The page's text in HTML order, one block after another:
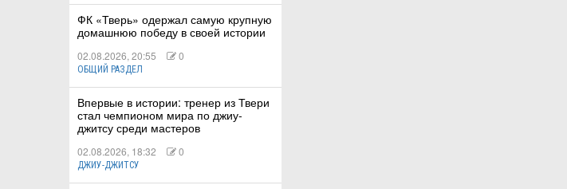
ФК «Тверь» одержал самую крупную
домашнюю победу в своей истории
02.08.2026, 20:55 0
ОБЩИЙ РАЗДЕЛ
Впервые в истории: тренер из Твери
стал чемпионом мира по джиу-
джитсу среди мастеров
02.08.2026, 18:32 0
ДЖИУ-ДЖИТСУ